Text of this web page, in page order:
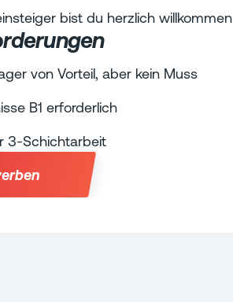
bist du herzlich willkommen
von Vorteil, aber kein Muss
B1 erforderlich
3-Schichtarbeit